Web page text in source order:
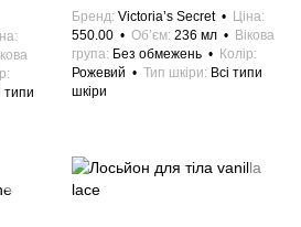
типи
Бренд Victoria’s Secret
Ціна
550.00
Об’єм 236 мл
Вікова
група Без обмежень
Колір
Рожевий
Тип шкіри
Всі типи
шкіри